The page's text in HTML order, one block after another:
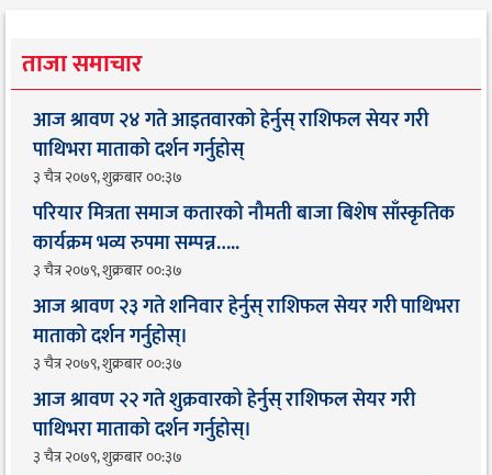
ताजा समाचार
आज श्रावण २४ गते आइतवारको हेर्नुस् राशिफल सेयर गरी
पाथिभरा माताको दर्शन गर्नुहोस्
३ चैत्र २०७९, शुक्रबार ००:३७
परियार मित्रता समाज कतारको नौमती बाजा बिशेष साँस्कृतिक
कार्यक्रम भव्य रुपमा सम्पन्न…..
३ चैत्र २०७९, शुक्रबार ००:३७
आज श्रावण २३ गते शनिवार हेर्नुस् राशिफल सेयर गरी पाथिभरा
माताको दर्शन गर्नुहोस्।
३ चैत्र २०७९, शुक्रबार ००:३७
आज श्रावण २२ गते शुक्रवारको हेर्नुस् राशिफल सेयर गरी
पाथिभरा माताको दर्शन गर्नुहोस्।
३ चैत्र २०७९, शुक्रबार ००:३७